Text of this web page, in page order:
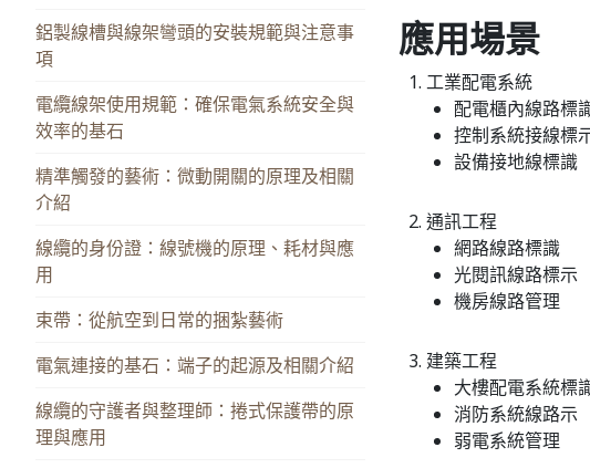
鋁製線槽與線架彎頭的安裝規範與注意事
項
電纜線架使用規範：確保電氣系統安全與
效率的基石
精準觸發的藝術：微動開關的原理及相關
介紹
線纜的身份證：線號機的原理、耗材與應
用
束帶：從航空到日常的捆紮藝術
電氣連接的基石：端子的起源及相關介紹
線纜的守護者與整理師：捲式保護帶的原
理與應用
應用場景
工業配電系統
配電櫃內線路標
控制系統接線標
設備接地線標識
通訊工程
網路線路標識
光閱訊線路標示
機房線路管理
建築工程
大樓配電系統標
消防系統線路示
弱電系統管理